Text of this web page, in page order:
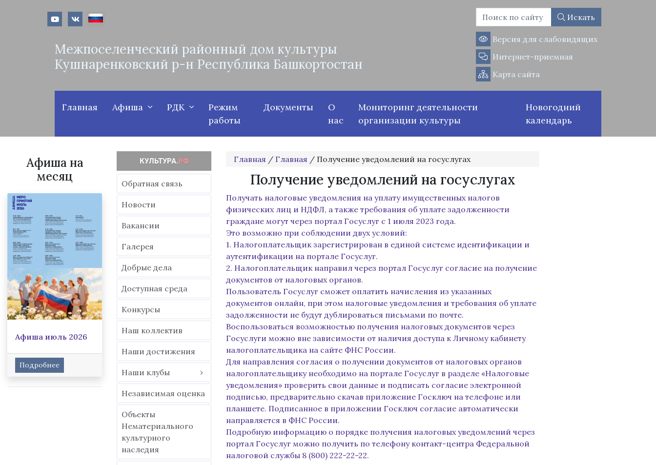
Искать
Межпоселенческий районный дом культуры
Кушнаренковский р-н Республика Башкортостан
Версия для слабовидящих
Интернет-приемная
Карта сайта
Главная Афиша РДК
Режим
работы
Документы
О
нас
Мониторинг деятельности
организации культуры
Новогодний
календарь
Афиша на
месяц
Афиша июль 2026
Подробнее
Обратная связь
Новости
Вакансии
Гaлерея
Добрые дела
Доступная среда
Конкурсы
Наш коллектив
Наши достижения
Наши клубы
Независимая оценка
Объекты
Нематериального
культурного
наследия
Главная / Главная / Получение уведомлений на госуслугах
Получение уведомлений на госуслугах
Получать налоговые уведомления на уплату имущественных налогов
физических лиц и НДФЛ, а также требования об уплате задолженности
граждане могут через портал Госуслуг с 1 июля 2023 года.
Это возможно при соблюдении двух условий:
1. Налогоплательщик зарегистрирован в единой системе идентификации и
аутентификации на портале Госуслуг.
2. Налогоплательщик направил через портал Госуслуг согласие на получение
документов от налоговых органов.
Пользователь Госуслуг сможет оплатить начисления из указанных
документов онлайн, при этом налоговые уведомления и требования об уплате
задолженности не будут дублироваться письмами по почте.
Воспользоваться возможностью получения налоговых документов через
Госуслуги можно вне зависимости от наличия доступа к Личному кабинету
налогоплательщика на сайте ФНС России.
Для направления согласия о получении документов от налоговых органов
налогоплательщику необходимо на портале Госуслуг в разделе «Налоговые
уведомления» проверить свои данные и подписать согласие электронной
подписью, предварительно скачав приложение Госключ на телефоне или
планшете. Подписанное в приложении Госключ согласие автоматически
направляется в ФНС России.
Подробную информацию о порядке получения налоговых уведомлений через
портал Госуслуг можно получить по телефону контакт-центра Федеральной
налоговой службы 8 (800) 222-22-22.